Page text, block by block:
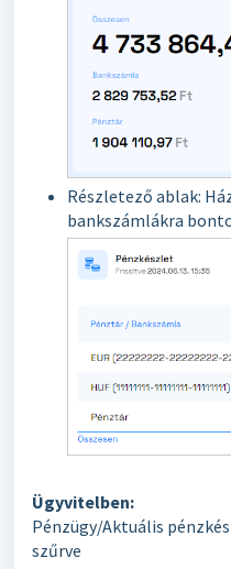
Részletező ablak:
bankszámlákra
Ügyvitelben:
Pénzügy/Aktuális
szűrve